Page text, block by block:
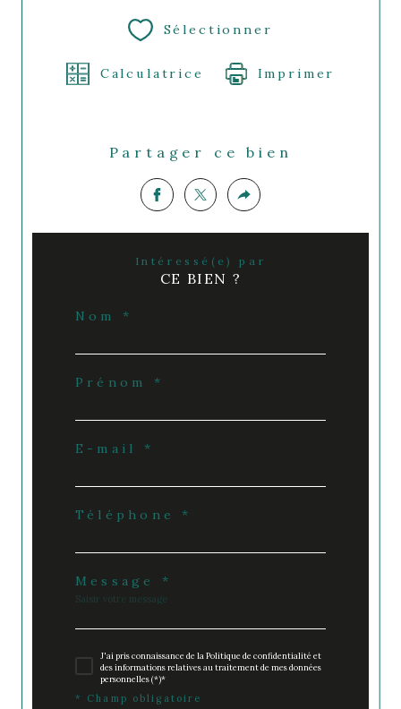
Sélectionner
Calculatrice Imprimer
Partager ce bien
Intéressé(e) par
CE BIEN ?
Nom *
Prénom *
E-mail *
Téléphone *
Message *
J'ai pris connaissance de la Politique de confidentialité et
des informations relatives au traitement de mes données
personnelles (*)*
* Champ obligatoire